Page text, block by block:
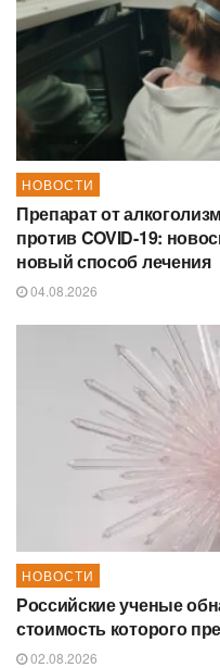
НОВОСТИ
Препарат от
против COVID-19:
новый способ лечения
04.08.2026
НОВОСТИ
Российские ученые
стоимость которого
02.08.2026